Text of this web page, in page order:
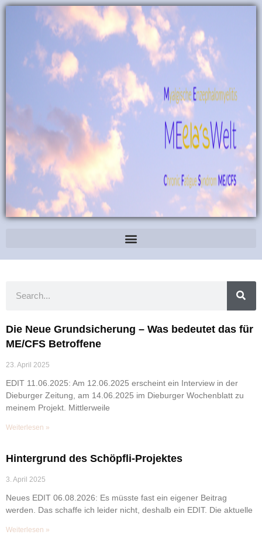
Die Neue Grundsicherung – Was bedeutet das für
ME/CFS Betroffene
23. April 2025
EDIT 11.06.2025: Am 12.06.2025 erscheint ein Interview in der
Dieburger Zeitung, am 14.06.2025 im Dieburger Wochenblatt zu
meinem Projekt. Mittlerweile
Weiterlesen »
Hintergrund des Schöpfli-Projektes
3. April 2025
Neues EDIT 06.08.2026: Es müsste fast ein eigener Beitrag
werden. Das schaffe ich leider nicht, deshalb ein EDIT. Die aktuelle
Weiterlesen »